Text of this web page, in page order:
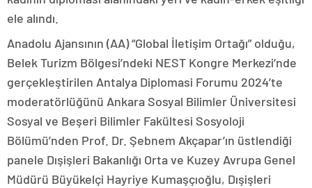
ele alındı.
Anadolu Ajansının (AA) “Global İletişim Ortağı” olduğu,
Belek Turizm Bölgesi’ndeki NEST Kongre Merkezi’nde
gerçekleştirilen Antalya Diplomasi Forumu 2024’te
moderatörlüğünü Ankara Sosyal Bilimler Üniversitesi
Sosyal ve Beşeri Bilimler Fakültesi Sosyoloji
Bölümü’nden Prof. Dr. Şebnem Akçapar’ın üstlendiği
panele Dışişleri Bakanlığı Orta ve Kuzey Avrupa Genel
Müdürü Büyükelçi Hayriye Kumaşçıoğlu, Dışişleri